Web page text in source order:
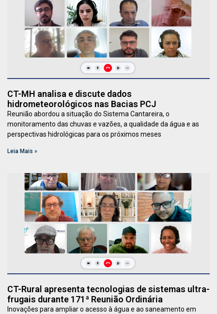
CT-MH analisa e discute dados
hidrometeorológicos nas Bacias PCJ
Reunião abordou a situação do Sistema Cantareira, o
monitoramento das chuvas e vazões, a qualidade da água e as
perspectivas hidrológicas para os próximos meses
Leia Mais »
CT-Rural apresenta tecnologias de sistemas ultra-
frugais durante 171ª Reunião Ordinária
Inovações para ampliar o acesso à água e ao saneamento em